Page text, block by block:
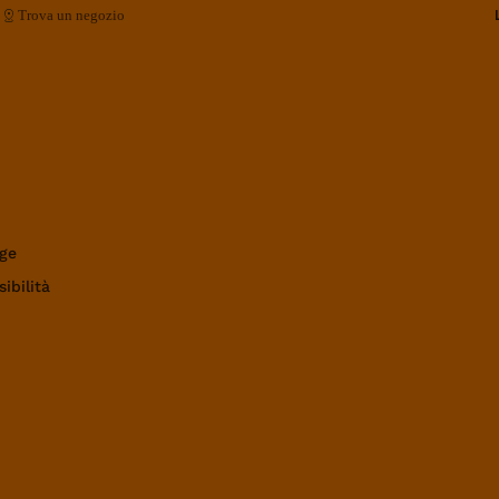
Trova un negozio